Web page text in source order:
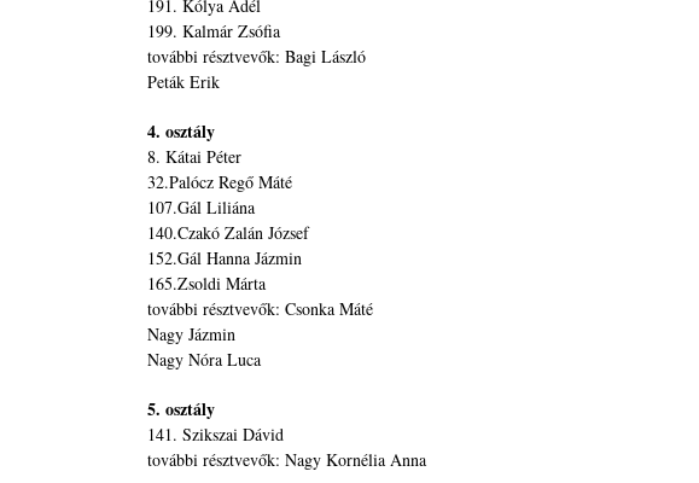
191. Kólya Adél
199. Kalmár Zsófia
további résztvevők: Bagi László
Peták Erik
4. osztály
8. Kátai Péter
32.Palócz Regő Máté
107.Gál Liliána
140.Czakó Zalán József
152.Gál Hanna Jázmin
165.Zsoldi Márta
további résztvevők: Csonka Máté
Nagy Jázmin
Nagy Nóra Luca
5. osztály
141. Szikszai Dávid
további résztvevők: Nagy Kornélia Anna